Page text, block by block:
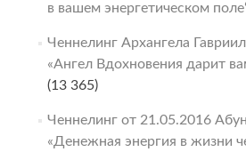
в вашем энергетическом
Ченнелинг Архангела
«Ангел Вдохновения дарит
(13 365)
Ченнелинг от 21.05.2016
«Денежная энергия в жизни